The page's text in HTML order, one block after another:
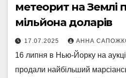
метеорит на Землі
мільйона доларів
17.07.2025 АННА
16 липня в Нью-Йорку на
продали найбільший